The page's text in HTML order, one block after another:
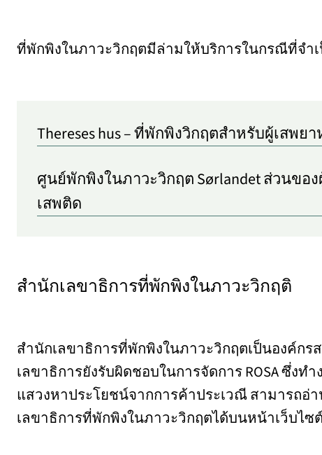
ที่พักพิงในภาวะวิกฤตมีล่ามให้บริการในกรณีที่จำ
Thereses hus – ที่พักพิงวิกฤตสําหรับผู้เสพย
ศูนย์พักพิงในภาวะวิกฤต Sørlandet ส่วนข
เสพติด
สํานักเลขาธิการที่พักพิงในภาวะวิกฤติ
สํานักเลขาธิการที่พักพิงในภาวะวิกฤตเป็นองค์ก
เลขาธิการยังรับผิดชอบในการจัดการ ROSA ซึ่ง
แสวงหาประโยชน์จากการค้าประเวณี สามารถอ่
เลขาธิการที่พักพิงในภาวะวิกฤตได้บนหน้าเว็บไซต์